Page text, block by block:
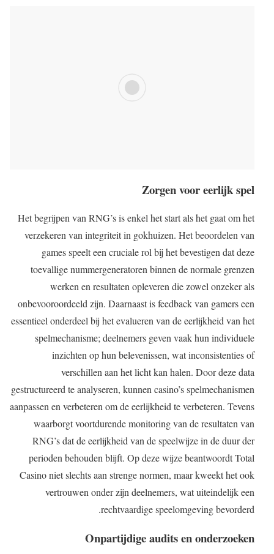
Zorgen voor eerlijk spel
Het begrijpen van RNG’s is enkel het start als het gaat om het
verzekeren van integriteit in gokhuizen. Het beoordelen van
games speelt een cruciale rol bij het bevestigen dat deze
toevallige nummergeneratoren binnen de normale grenzen
werken en resultaten opleveren die zowel onzeker als
onbevooroordeeld zijn. Daarnaast is feedback van gamers een
essentieel onderdeel bij het evalueren van de eerlijkheid van het
spelmechanisme; deelnemers geven vaak hun individuele
inzichten op hun belevenissen, wat inconsistenties of
verschillen aan het licht kan halen. Door deze data
gestructureerd te analyseren, kunnen casino’s spelmechanismen
aanpassen en verbeteren om de eerlijkheid te verbeteren. Tevens
waarborgt voortdurende monitoring van de resultaten van
RNG’s dat de eerlijkheid van de speelwijze in de duur der
perioden behouden blijft. Op deze wijze beantwoordt Total
Casino niet slechts aan strenge normen, maar kweekt het ook
vertrouwen onder zijn deelnemers, wat uiteindelijk een
rechtvaardige speelomgeving bevorderd.
Onpartijdige audits en onderzoeken